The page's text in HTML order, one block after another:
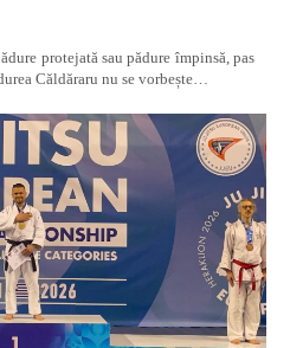
protejată sau pădure împinsă, pas
Căldăraru nu se vorbește…